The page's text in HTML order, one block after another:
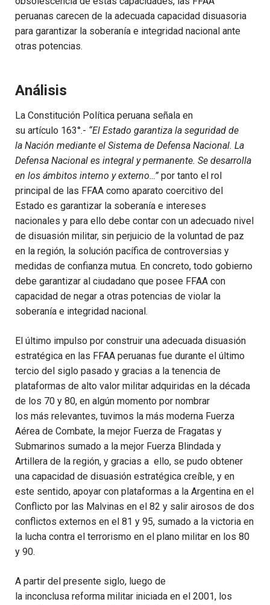
peruanas carecen de la adecuada capacidad disuasoria
para garantizar la soberanía e integridad nacional ante
otras potencias.
Análisis
La Constitución Política peruana señala en
su artículo 163°.- “El Estado garantiza la seguridad de
la Nación mediante el Sistema de Defensa Nacional. La
Defensa Nacional es integral y permanente. Se desarrolla
en los ámbitos interno y externo…” por tanto el rol
principal de las FFAA como aparato coercitivo del
Estado es garantizar la soberanía e intereses
nacionales y para ello debe contar con un adecuado nivel
de disuasión militar, sin perjuicio de la voluntad de paz
en la región, la solución pacífica de controversias y
medidas de confianza mutua. En concreto, todo gobierno
debe garantizar al ciudadano que posee FFAA con
capacidad de negar a otras potencias de violar la
soberanía e integridad nacional.
El último impulso por construir una adecuada disuasión
estratégica en las FFAA peruanas fue durante el ú ltimo
tercio del siglo pasado y gracias a la tenencia de
plataformas de alto valor militar adquiridas en la década
de los 70 y 80, en algún momento por nombrar
los más relevantes, tuvimos la más moderna Fuerza
Aérea de Combate, la mejor Fuerza de Fragatas y
Submarinos sumado a la mejor Fuerza Blindada y
Artillera de la región, y gracias a ello, se pudo obtener
una capacidad de disuasión estratégica creíble, y en
este sentido, apoyar con plataformas a la Argentina en el
Conflicto por las Malvinas en el 82 y salir airosos de dos
conflictos externos en el 81 y 95, sumado a la victoria en
la l ucha contra el terrorismo en el plano militar en los 80
y 90.
A partir del presente siglo, luego de
la inconclusa reforma militar iniciada en el 2001, los